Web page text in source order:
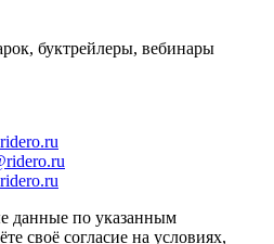
буктрейлеры, вебинары
данные по указанным
своё согласие на условиях,